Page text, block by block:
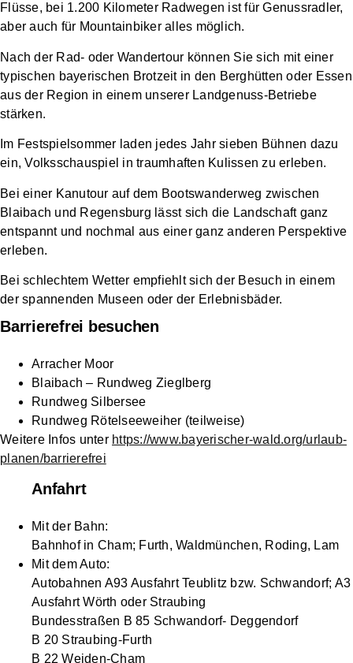
Flüsse, bei 1.200 Kilometer Radwegen ist für Genussradler,
aber auch für Mountainbiker alles möglich.
Nach der Rad- oder Wandertour können Sie sich mit einer
typischen bayerischen Brotzeit in den Berghütten oder Essen
aus der Region in einem unserer Landgenuss-Betriebe
stärken.
Im Festspielsommer laden jedes Jahr sieben Bühnen dazu
ein, Volksschauspiel in traumhaften Kulissen zu erleben.
Bei einer Kanutour auf dem Bootswanderweg zwischen
Blaibach und Regensburg lässt sich die Landschaft ganz
entspannt und nochmal aus einer ganz anderen Perspektive
erleben.
Bei schlechtem Wetter empfiehlt sich der Besuch in einem
der spannenden Museen oder der Erlebnisbäder.
Barrierefrei besuchen
Arracher Moor
Blaibach – Rundweg Zieglberg
Rundweg Silbersee
Rundweg Rötelseeweiher (teilweise)
Weitere Infos unter https://www.bayerischer-wald.org/urlaub-
planen/barrierefrei
Anfahrt
Mit der Bahn:
Bahnhof in Cham; Furth, Waldmünchen, Roding, Lam
Mit dem Auto:
Autobahnen A93 Ausfahrt Teublitz bzw. Schwandorf; A3
Ausfahrt Wörth oder Straubing
Bundesstraßen B 85 Schwandorf- Deggendorf
B 20 Straubing-Furth
B 22 Weiden-Cham